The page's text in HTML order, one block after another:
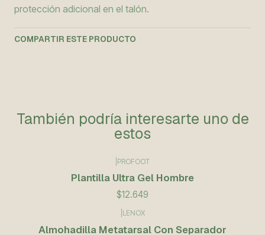
protección adicional en el talón.
COMPARTIR ESTE PRODUCTO
También podría interesarte uno de
estos
PROFOOT
Plantilla Ultra Gel Hombre
$12.649
LENOX
Almohadilla Metatarsal Con Separador